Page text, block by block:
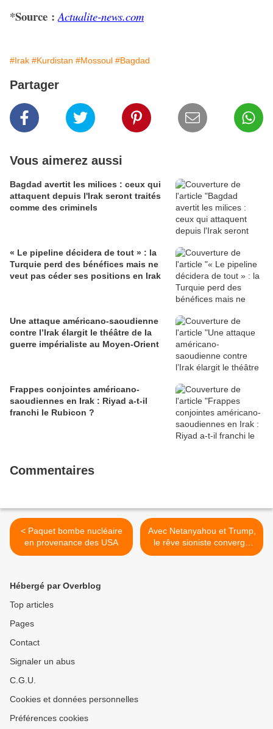
*Source :Actualite-news.com
#Irak #Kurdistan #Mossoul #Bagdad
Partager
Vous aimerez aussi
Bagdad avertit les milices : ceux qui
attaquent depuis l'Irak seront traités
comme des criminels
« Le pipeline décidera de tout » : la
Turquie perd des bénéfices mais ne
veut pas céder ses positions en Irak
Une attaque américano-saoudienne
contre l’Irak élargit le théâtre de la
guerre impérialiste au Moyen-Orient
Frappes conjointes américano-
saoudiennes en Irak : Riyad a-t-il
franchi le Rubicon ?
Commentaires
< Paquet bombe nucléaire
en provenance des USA
Avec Netanyahou et Trump,
le rêve sioniste converge
avec le cauchemar
Hébergé par Overblog
Top articles
Pages
Contact
Signaler un abus
C.G.U.
Cookies et données personnelles
Préférences cookies